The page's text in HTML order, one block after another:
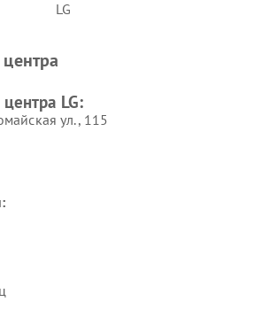
LG
камер
Ремонт вертикальных
LG:
ул., 115